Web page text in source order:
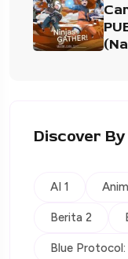
Discover By
AI 1
Berita 2
Blue Protocol: